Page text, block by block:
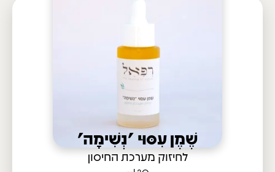
שֶׁמֶן עִסּוּי 'נְשִׁימָה'
לחיזוק מערכת החיסון